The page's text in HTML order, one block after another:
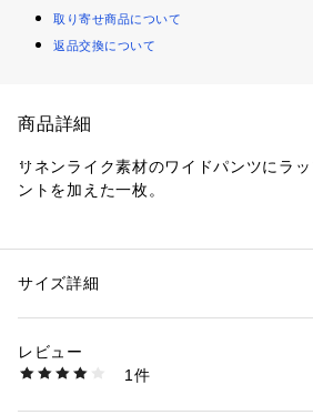
取り寄せ商品について
返品交換について
商品詳細
リネンライク素材のワイドパンツにラ
ントを加えた一枚。
ザイン。
サイドのリボンでウエストサイズ調整で
ト。
性別：レディース
素材：ポリエステル 100%
商品番号：
BBXN1384 （ショップ）
サイズ詳細
レビュー
1件